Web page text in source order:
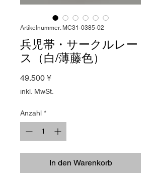
Artikelnummer: MC31-0385-02
兵児帯・サークルレー
ス（白/薄藤色）
49.500 ¥Preis
inkl. MwSt.
Anzahl *
In den Warenkorb